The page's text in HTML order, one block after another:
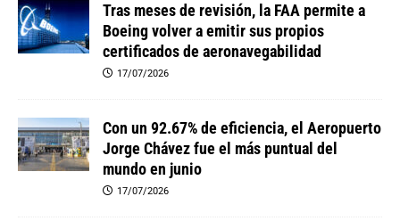
Tras meses de revisión, la FAA permite a
Boeing volver a emitir sus propios
certificados de aeronavegabilidad
17/07/2026
Con un 92.67% de eficiencia, el Aeropuerto
Jorge Chávez fue el más puntual del
mundo en junio
17/07/2026